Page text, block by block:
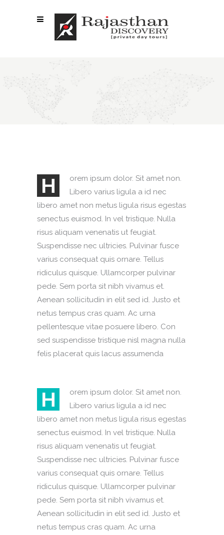
H
orem ipsum dolor. Sit amet non.
Libero varius ligula a id nec
libero amet non metus ligula risus egestas
senectus euismod. In vel tristique. Nulla
risus aliquam venenatis ut feugiat.
Suspendisse nec ultricies. Pulvinar fusce
varius consequat quis ornare. Tellus
ridiculus quisque. Ullamcorper pulvinar
pede. Sem porta sit nibh vivamus et.
Aenean sollicitudin in elit sed id. Justo et
netus tempus cras quam. Ac urna
pellentesque vitae posuere libero. Con
sed suspendisse tristique nisl magna nulla
felis placerat quis lacus assumenda
H
orem ipsum dolor. Sit amet non.
Libero varius ligula a id nec
libero amet non metus ligula risus egestas
senectus euismod. In vel tristique. Nulla
risus aliquam venenatis ut feugiat.
Suspendisse nec ultricies. Pulvinar fusce
varius consequat quis ornare. Tellus
ridiculus quisque. Ullamcorper pulvinar
pede. Sem porta sit nibh vivamus et.
Aenean sollicitudin in elit sed id. Justo et
netus tempus cras quam. Ac urna